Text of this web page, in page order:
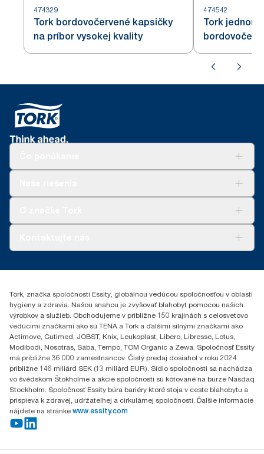
474329
Tork bordovočervené kapsičky
na príbor vysokej kvality
474542
Tork
Essity Slovakia s.r.o.
049 12 Gemerská Hôrka
Tork, značka spoločnosti Essity, globálnou vedúcou spoločnosťou v oblasti
hygieny a zdravia. Našou snahou je zvyšovať blahobyt pomocou našich
výrobkov a služieb. Obchodujeme v približne 150 krajinách s celosvetovo
vedúcimi značkami ako sú TENA a Tork a ďalšími silnými značkami ako
Actimove, Cutimed, JOBST, Knix, Leukoplast, Libero, Libresse, Lotus,
Modibodi, Nosotras, Saba, Tempo, TOM Organic a Zewa. Spoločnosť Essity
má približne 36 000 zamestnancov. Čistý predaj dosiahol v roku 2024
približne 146 miliárd SEK (13 miliárd EUR). Sídlo spoločnosti sa nachádza
vo švédskom Štokholme a akcie spoločnosti sú kótované na burze Nasdaq
Stockholm. Spoločnosť Essity búra bariéry ktoré stoja v ceste blahobytu a
prispieva k zdravej, udržateľnej a cirkulárnej spoločnosti. Ďalšie informácie
nájdete na stránke www.essity.com